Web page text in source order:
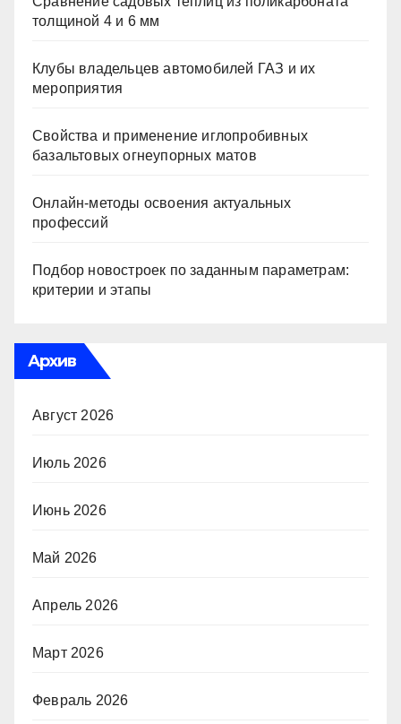
толщиной 4 и 6 мм
Клубы владельцев автомобилей ГАЗ и их
мероприятия
Свойства и применение иглопробивных
базальтовых огнеупорных матов
Онлайн-методы освоения актуальных
профессий
Подбор новостроек по заданным параметрам:
критерии и этапы
Архив
Август 2026
Июль 2026
Июнь 2026
Май 2026
Апрель 2026
Март 2026
Февраль 2026